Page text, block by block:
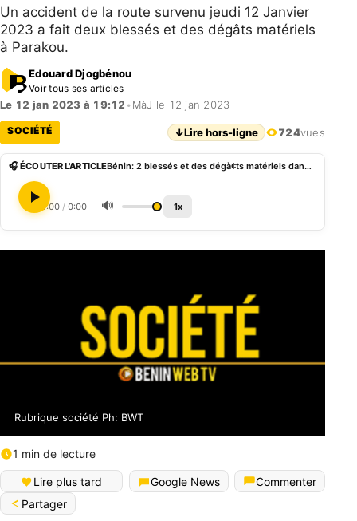
Un accident de la route survenu jeudi 12 Janvier
2023 a fait deux blessés et des dégâts matériels
à Parakou.
Edouard Djogbénou
Voir tous ses articles
Le 12 jan 2023 à 19:12 • MàJ le 12 jan 2023
SOCIÉTÉ ↓Lire hors-ligne 724vues
🎧 ÉCOUTER L'ARTICLE Bénin: 2 blessés et des dégà¢ts matériels dans un accident de la route à Parakou
0:00 / 0:00 🔊 1x
Rubrique société Ph: BWT
1 min de lecture
Lire plus tard Google News
Commenter
Partager